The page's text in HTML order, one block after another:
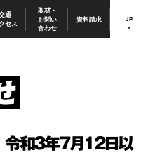
通
セス
取材・
お問い
合わせ
資料請求 JP
和3年7月12日以